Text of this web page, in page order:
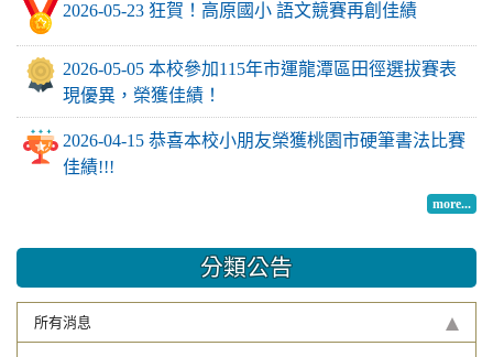
2026-05-23 狂賀！高原國小 語文競賽再創佳績
2026-05-05 本校參加115年市運龍潭區田徑選拔賽表
現優異，榮獲佳績！
2026-04-15 恭喜本校小朋友榮獲桃園市硬筆書法比賽
佳績!!!
more...
分類公告
所有消息